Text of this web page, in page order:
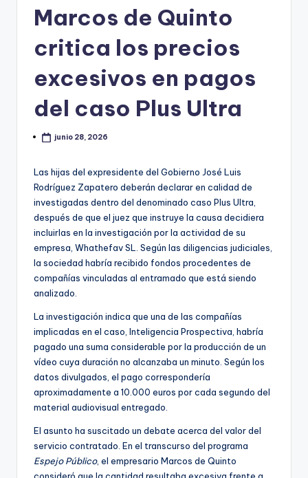
Marcos de Quinto
critica los precios
excesivos en pagos
del caso Plus Ultra
junio 28, 2026
Las hijas del expresidente del Gobierno José Luis
Rodríguez Zapatero deberán declarar en calidad de
investigadas dentro del denominado caso Plus Ultra,
después de que el juez que instruye la causa decidiera
incluirlas en la investigación por la actividad de su
empresa, Whathefav SL. Según las diligencias judiciales,
la sociedad habría recibido fondos procedentes de
compañías vinculadas al entramado que está siendo
analizado.
La investigación indica que una de las compañías
implicadas en el caso, Inteligencia Prospectiva, habría
pagado una suma considerable por la producción de un
vídeo cuya duración no alcanzaba un minuto. Según los
datos divulgados, el pago correspondería
aproximadamente a 10.000 euros por cada segundo del
material audiovisual entregado.
El asunto ha suscitado un debate acerca del valor del
servicio contratado. En el transcurso del programa
Espejo Público, el empresario Marcos de Quinto